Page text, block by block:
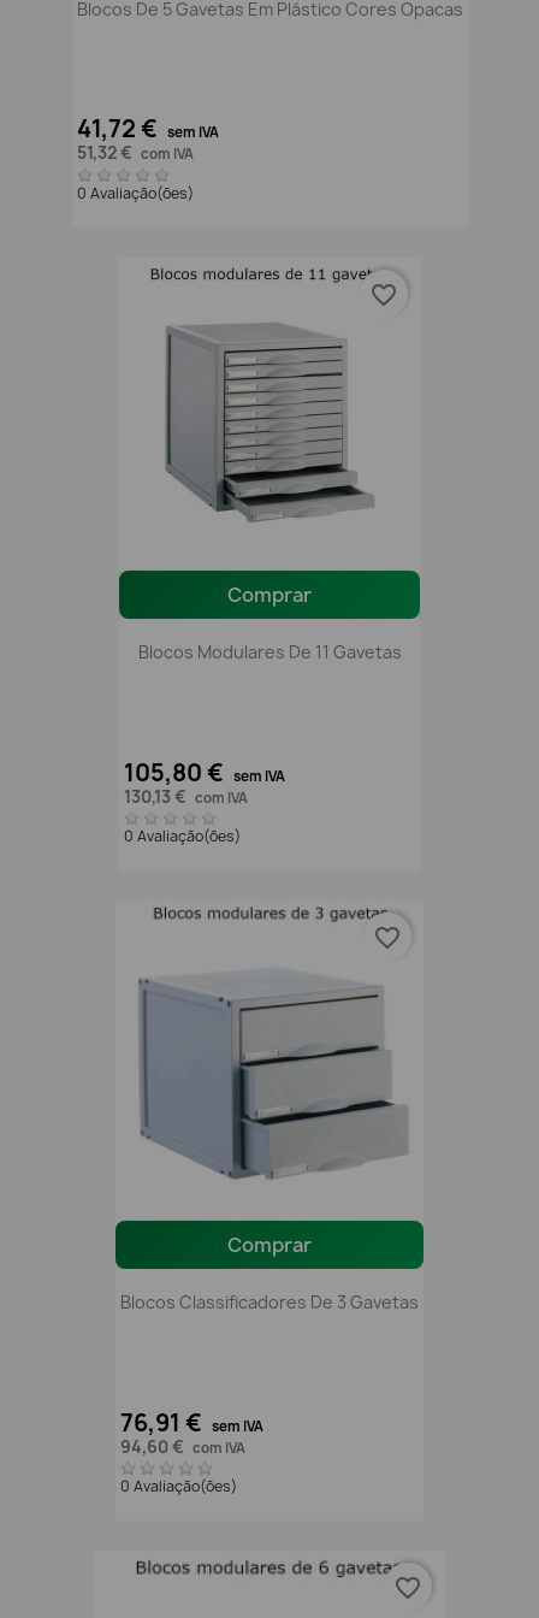
Blocos De 5 Gavetas Em Plástico Cores Opacas
41,72 € sem IVA
51,32 € com IVA
0 Avaliação(ões)
Comprar
Blocos Modulares De 11 Gavetas
105,80 € sem IVA
130,13 € com IVA
0 Avaliação(ões)
favorite_border
Comprar
Blocos Classificadores De 3 Gavetas
76,91 € sem IVA
94,60 € com IVA
0 Avaliação(ões)
favorite_border
favorite_border